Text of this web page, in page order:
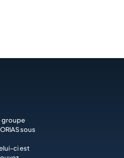
groupe
sous
ci est